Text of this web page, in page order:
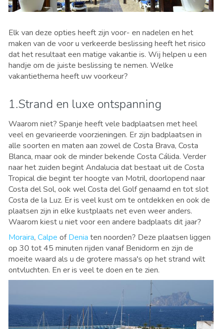
Elk van deze opties heeft zijn voor- en nadelen en het
maken van de voor u verkeerde beslissing heeft het risico
dat het resultaat een matige vakantie is. Wij helpen u een
handje om de juiste beslissing te nemen. Welke
vakantiethema heeft uw voorkeur?
1.Strand en luxe ontspanning
Waarom niet? Spanje heeft vele badplaatsen met heel
veel en gevarieerde voorzieningen. Er zijn badplaatsen in
alle soorten en maten aan zowel de Costa Brava, Costa
Blanca, maar ook de minder bekende Costa Cálida. Verder
naar het zuiden begint Andalucia dat bestaat uit de Costa
Tropical die begint ter hoogte van Motril, doorlopend naar
Costa del Sol, ook wel Costa del Golf genaamd en tot slot
Costa de la Luz. Er is veel kust om te ontdekken en ook de
plaatsen zijn in elke kustplaats net even weer anders.
Waarom kiest u niet voor een andere badplaats dit jaar?
Moraira, Calpe ofDenia ten noorden? Deze plaatsen liggen
op 30 tot 45 minuten rijden vanaf Benidorm en zijn de
moeite waard als u de grotere massa's op het strand wilt
ontvluchten. En er is veel te doen en te zien.